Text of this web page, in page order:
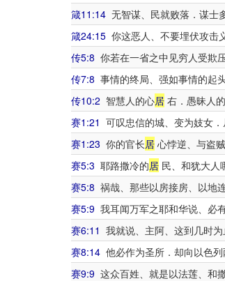
箴11:14 无智谋、民就败落．谋士
箴24:15 你这恶人、不要埋伏攻击
传5:8 你若在一省之中见穷人受欺
传7:8 事情的终局、强如事情的起
传10:2 智慧人的心居 右．愚昧人
赛1:21 可叹忠信的城、变为妓女
赛1:23 你的官长居 心悖逆、与盗
赛5:3 耶路撒冷的居 民、和犹大人
赛5:8 祸哉、那些以房接房、以地
赛5:9 我耳闻万军之耶和华说、必
赛6:11 我就说、主阿、这到几时
赛8:14 他必作为圣所．却向以色
赛9:9 这众百姓、就是以法莲、和